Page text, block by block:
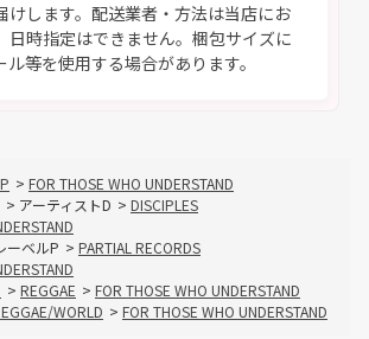
けします。配送業者・方法は当店にお
日時指定はできません。梱包サイズに
ル等を使用する場合があります。
> FOR THOSE WHO UNDERSTAND
> アーティストD > DISCIPLES
ーベルP > PARTIAL RECORDS
> REGGAE > FOR THOSE WHO UNDERSTAND
WORLD > FOR THOSE WHO UNDERSTAND